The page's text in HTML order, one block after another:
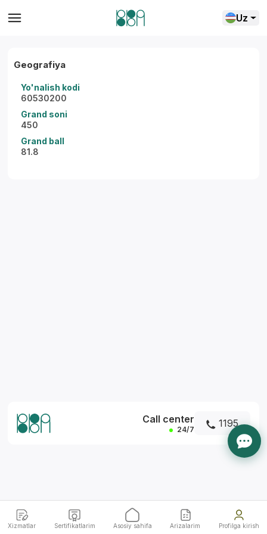
Uz
Geografiya
Yo'nalish kodi
60530200
Grand soni
450
Grand ball
81.8
Call center
24/7 1195
Xizmatlar Sertifikatlarim Asosiy sahifa Arizalarim Profilga kirish